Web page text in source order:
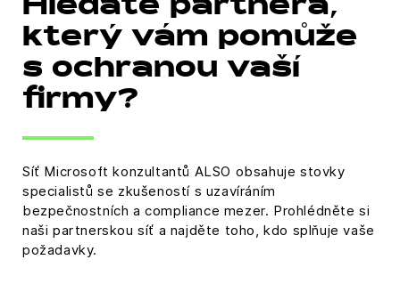
Hledáte partnera,
který vám pomůže
s ochranou vaší
firmy?
Síť Microsoft konzultantů ALSO obsahuje stovky
specialistů se zkušeností s uzavíráním
bezpečnostních a compliance mezer. Prohlédněte si
naši partnerskou síť a najděte toho, kdo splňuje vaše
požadavky.